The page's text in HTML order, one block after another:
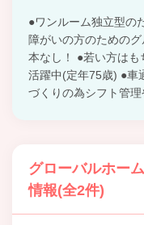
●ワンルーム独立型の
障がいの方のための
本なし！ ●若い方は
活躍中(定年75歳) ●車
づくりの為シフト管
グローバルホー
情報(全2件)